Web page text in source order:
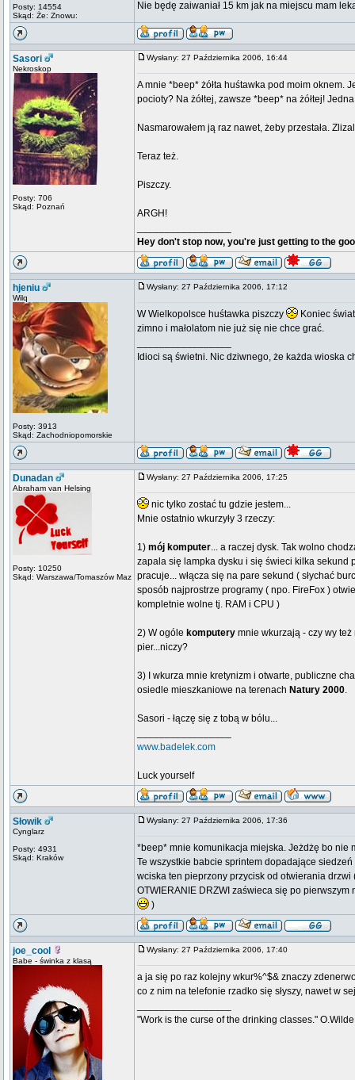
Posty: 14554
Skąd: Że: Znowu:
Nie będę zaiwaniał 15 km jak na miejscu mam
Sasori
Nekroskop
Posty: 706
Skąd: Poznań
Wysłany: 27 Października 2006, 16:44
A mnie *beep* żółta huśtawka pod moim oknem.
pocioty? Na żółtej, zawsze *beep* na żółtej!
Nasmarowałem ją raz nawet, żeby przestała.
Teraz też.
Piszczy.
ARGH!
Hey don't stop now, you're just getting to the
hjeniu
Wilq
Posty: 3913
Skąd: Zachodniopomorskie
Wysłany: 27 Października 2006, 17:12
W Wielkopolsce huśtawka piszczy
Koniec
zimno i małolatom nie już się nie chce grać.
Idioci są świetni. Nic dziwnego, że każda wioska
Dunadan
Abraham van Helsing
Posty: 10250
Skąd: Warszawa/Tomaszów Maz
Wysłany: 27 Października 2006, 17:25
nic tylko zostać tu gdzie jestem...
Mnie ostatnio wkurzyły 3 rzeczy:
1) mój komputer... a raczej dysk. Tak wolno
zapala się lampka dysku i się świeci kilka sekund
pracuje... włącza się na pare sekund ( słychać
sposób najprostrze programy ( npo. FireFox )
kompletnie wolne tj. RAM i CPU )
2) W ogóle komputery mnie wkurzają - czy wy
pier...niczy?
3) I wkurza mnie kretynizm i otwarte, publiczne
osiedle mieszkaniowe na terenach Natury 2000.
Sasori - łączę się z tobą w bólu...
www.badelek.com
Luck yourself
Słowik
Cynglarz
Posty: 4931
Skąd: Kraków
Wysłany: 27 Października 2006, 17:36
*beep* mnie komunikacja miejska. Jeżdżę bo nie
Te wszystkie babcie sprintem dopadające
wciska ten pieprzony przycisk od otwierania
OTWIERANIE DRZWI zaświeca się po
)
joe_cool
Babe - świnka z klasą
Wysłany: 27 Października 2006, 17:40
a ja się po raz kolejny wkur%^$& znaczy
co z nim na telefonie rzadko się słyszy, nawet w
"Work is the curse of the drinking classes." O.Wilde